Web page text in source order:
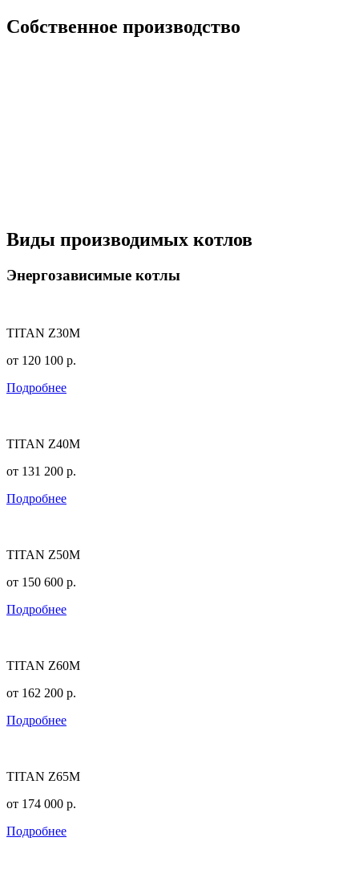
Собственное производство
Виды производимых котлов
Энергозависимые котлы
TITAN Z30M
от 120 100 р.
Подробнее
TITAN Z40M
от 131 200 р.
Подробнее
TITAN Z50M
от 150 600 р.
Подробнее
TITAN Z60M
от 162 200 р.
Подробнее
TITAN Z65M
от 174 000 р.
Подробнее